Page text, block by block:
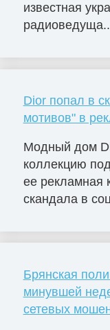
известная
Dior попал в
мотивов" в
Модный дом
коллекцию
ее рекламная
скандала в
Брянская
минувшей
сетевых